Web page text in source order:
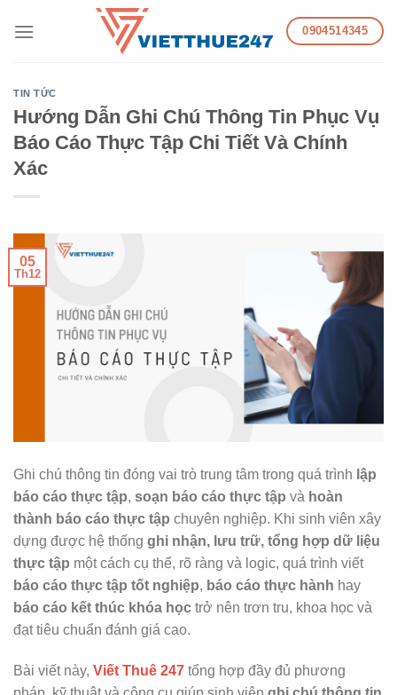
0904514345
TIN TỨC
Hướng Dẫn Ghi Chú Thông Tin Phục Vụ
Báo Cáo Thực Tập Chi Tiết Và Chính
Xác
05
Th12
Ghi chú thông tin đóng vai trò trung tâm trong quá trình lập
báo cáo thực tập, soạn báo cáo thực tập và hoàn
thành báo cáo thực tập chuyên nghiệp. Khi sinh viên xây
dựng được hệ thống ghi nhận, lưu trữ, tổng hợp dữ liệu
thực tập một cách cụ thể, rõ ràng và logic, quá trình viết
báo cáo thực tập tốt nghiệp, báo cáo thực hành hay
báo cáo kết thúc khóa học trở nên trơn tru, khoa học và
đạt tiêu chuẩn đánh giá cao.
Bài viết này, Viết Thuê 247 tổng hợp đầy đủ phương